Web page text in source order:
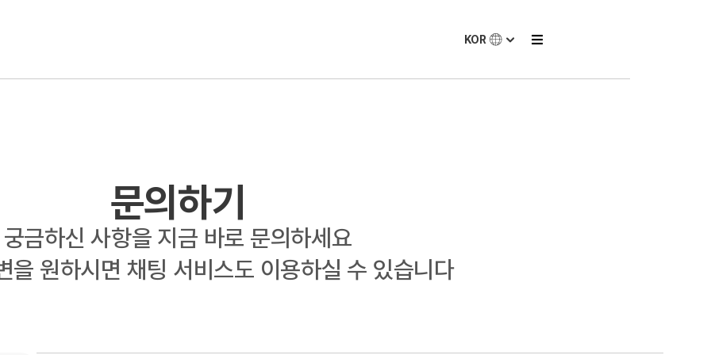
KOR
문의하기
궁금하신 사항을 지금 바로 문의하세요
을 원하시면 채팅 서비스도 이용하실 수 있습니다